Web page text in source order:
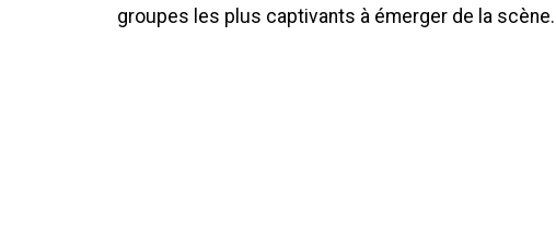
groupes les plus captivants à émerger de la scène.